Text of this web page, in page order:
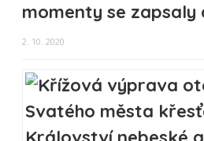
momenty se zapsaly
2. 10. 2020